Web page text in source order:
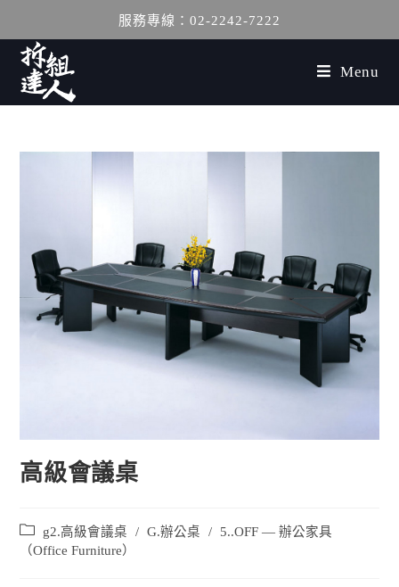
服務專線：02-2242-7222
Menu
高級會議桌
g2.高級會議桌 / G.辦公桌 /
5..OFF — 辦公家具
（Office Furniture）